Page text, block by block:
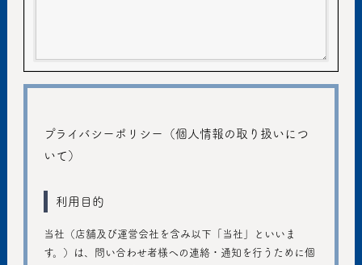
プライバシーポリシー（個人情報の取り扱いにつ
いて）
利用目的
当社（店舗及び運営会社を含み以下「当社」といいま
す。）は、問い合わせ者様への連絡・通知を行うために個